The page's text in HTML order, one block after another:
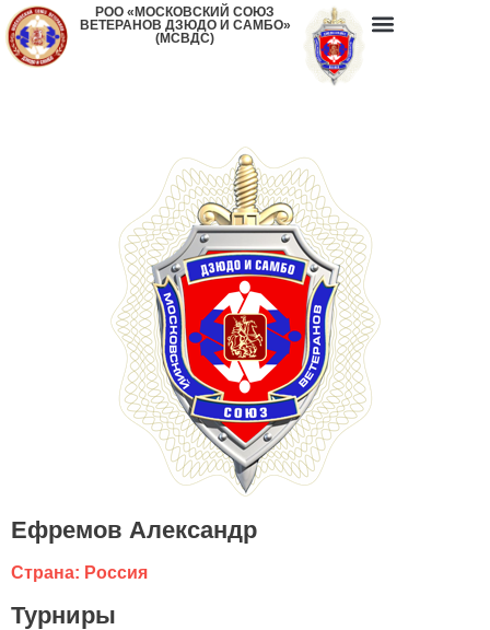
РОО «МОСКОВСКИЙ СОЮЗ
ВЕТЕРАНОВ ДЗЮДО И САМБО»
(МСВДС)
Ефремов Александр
Страна: Россия
Турниры